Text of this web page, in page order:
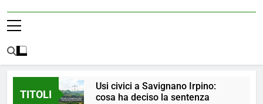
TITOLI
Usi civici a Savignano Irpino:
cosa ha deciso la sentenza